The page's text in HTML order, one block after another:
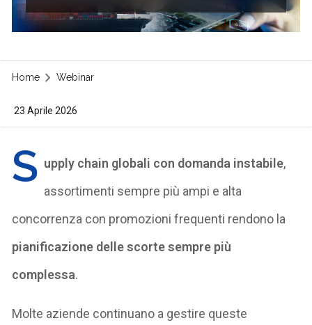
Home Webinar
23 Aprile 2026
S upply chain globali con domanda instabile,
assortimenti sempre più ampi e alta
concorrenza con promozioni frequenti rendono la
pianificazione delle scorte sempre più
complessa.
Molte aziende continuano a gestire queste